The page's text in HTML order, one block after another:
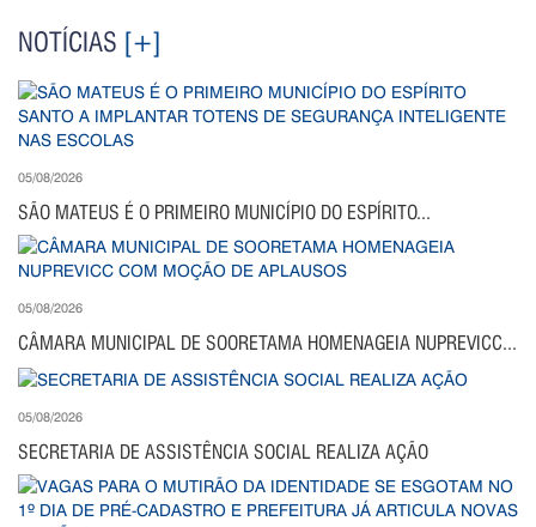
NOTÍCIAS [+]
05/08/2026
SÃO MATEUS É O PRIMEIRO MUNICÍPIO DO ESPÍRITO...
05/08/2026
CÂMARA MUNICIPAL DE SOORETAMA HOMENAGEIA NUPREVICC...
05/08/2026
SECRETARIA DE ASSISTÊNCIA SOCIAL REALIZA AÇÃO